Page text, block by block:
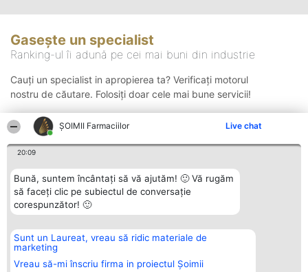
ŞOIMII Farmaciilor Live chat
20:09
Bună, suntem încântați să vă ajutăm! 🙂 Vă rugăm
să faceți clic pe subiectul de conversație
corespunzător! 🙂
Sunt un Laureat, vreau să ridic materiale de
marketing
Vreau să-mi înscriu firma in proiectul Șoimii
Gasește un specialist
Ranking-ul îi adună pe cei mai buni din industrie
Cauți un specialist in apropierea ta? Verificați motorul
nostru de căutare. Folosiți doar cele mai bune servicii!
Organizator Ranking
BRIGHT SOLUTIONS BR SRL
Aleea Timisul De Sus 2 Bl. A30
Sc. A Et. 4 Ap. 13 Cod 061952
Plebiscyt
Lista Tuturor
Laureaților
Contact